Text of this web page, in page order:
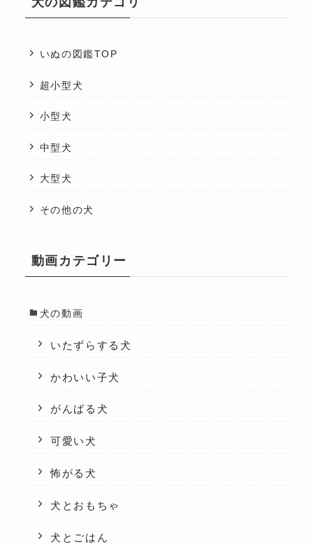
いぬの図鑑TOP
超小型犬
小型犬
中型犬
大型犬
その他の犬
動画カテゴリー
犬の動画
いたずらする犬
かわいい子犬
がんばる犬
可愛い犬
怖がる犬
犬とおもちゃ
犬とごはん